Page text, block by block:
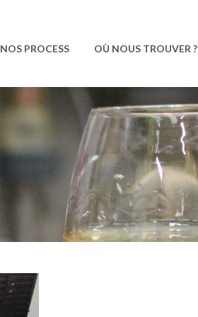
NOS PROCESS OÙ NOUS TROUVER ?